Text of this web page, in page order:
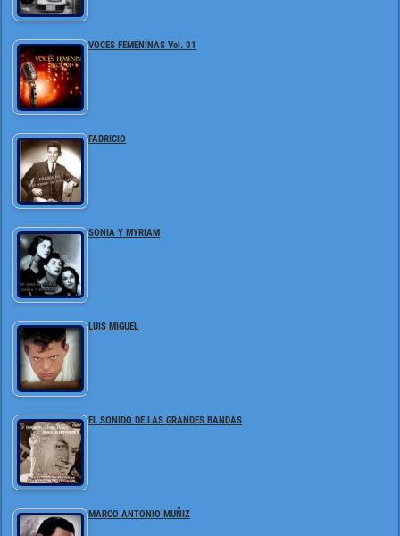
VOCES FEMENINAS Vol. 01
FABRICIO
SONIA Y MYRIAM
LUIS MIGUEL
EL SONIDO DE LAS GRANDES BANDAS
MARCO ANTONIO MUÑIZ